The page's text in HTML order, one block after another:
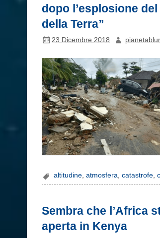
dopo l’esplosione
della Terra”
23 Dicembre 2018
altitudine,atmosfera,catastrofe,
Sembra che l’Africa
aperta in Kenya